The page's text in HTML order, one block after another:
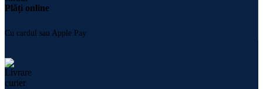
Plăți online
Cu cardul sau Apple Pay